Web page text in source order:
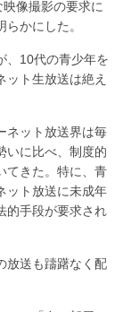
像撮影の要求に
かにした。
、10代の青少年を
ト生放送は絶え
ネット放送界は毎
いに比べ、制度的
てきた。特に、青
ット放送に未成年
的手段が要求され
放送も躊躇なく配